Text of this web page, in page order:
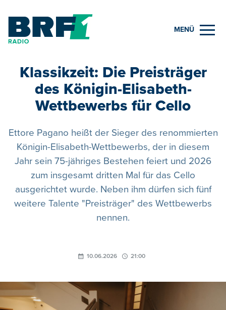
MENÜ
Klassikzeit: Die Preisträger
des Königin-Elisabeth-
Wettbewerbs für Cello
Ettore Pagano heißt der Sieger des renommierten
Königin-Elisabeth-Wettbewerbs, der in diesem
Jahr sein 75-jähriges Bestehen feiert und 2026
zum insgesamt dritten Mal für das Cello
ausgerichtet wurde. Neben ihm dürfen sich fünf
weitere Talente "Preisträger" des Wettbewerbs
nennen.
10.06.2026 21:00